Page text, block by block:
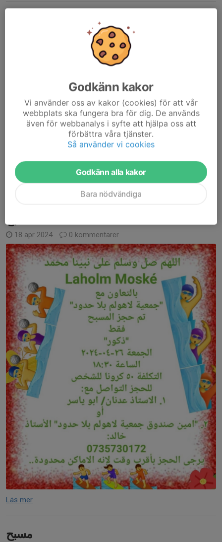
0 kommentarer
Du kan kolla på videon när du klicka på den.
Läs mer
18 apr 2024 0 kommentarer
Läs mer
مسبح
Godkänn kakor
Vi använder oss av kakor (cookies) för att vår
webbplats ska fungera bra för dig. De används
även för webbanalys i syfte att hjälpa oss att
förbättra våra tjänster.
Så använder vi cookies
Godkänn alla kakor
Bara nödvändiga